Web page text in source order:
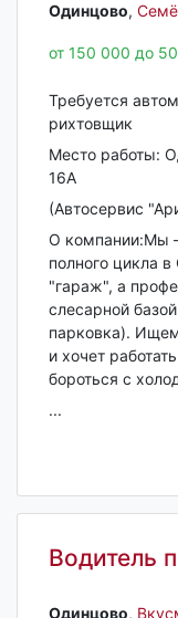
Одинцово‎,
от 150 000 до
Требуется
рихтовщик
Место работы:
16А
(Автосервис
О компании:Мы
полного цикла
"гараж", а
слесарной
парковка).
и хочет
бороться с
...
Водитель
Одинцово‎,